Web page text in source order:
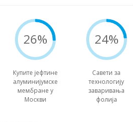
26%
Купите јефтине
алуминијумске
мембране у
Москви
24%
Савети за
технологију
заваривања
фолија